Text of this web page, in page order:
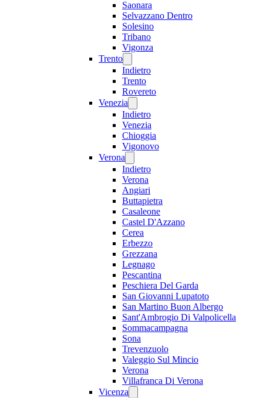
Saonara
Selvazzano Dentro
Solesino
Tribano
Vigonza
Trento
Indietro
Trento
Rovereto
Venezia
Indietro
Venezia
Chioggia
Vigonovo
Verona
Indietro
Verona
Angiari
Buttapietra
Casaleone
Castel D'Azzano
Cerea
Erbezzo
Grezzana
Legnago
Pescantina
Peschiera Del Garda
San Giovanni Lupatoto
San Martino Buon Albergo
Sant'Ambrogio Di Valpolicella
Sommacampagna
Sona
Trevenzuolo
Valeggio Sul Mincio
Verona
Villafranca Di Verona
Vicenza